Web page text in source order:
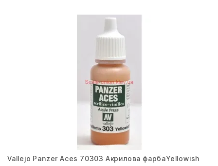
Vallejo Panzer Aces 70303 Акрилова фарбаYellowish